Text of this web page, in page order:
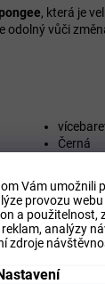
Vám umožnili
provozu
a použitelnost,
analýzy
zdroje
, která je
odolný vůči
Černá
24
97
263
ocelová
dámské